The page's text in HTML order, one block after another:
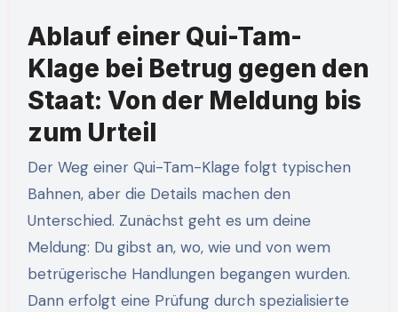
Ablauf einer Qui-Tam-
Klage bei Betrug gegen den
Staat: Von der Meldung bis
zum Urteil
Der Weg einer Qui-Tam-Klage folgt typischen
Bahnen, aber die Details machen den
Unterschied. Zunächst geht es um deine
Meldung: Du gibst an, wo, wie und von wem
betrügerische Handlungen begangen wurden.
Dann erfolgt eine Prüfung durch spezialisierte